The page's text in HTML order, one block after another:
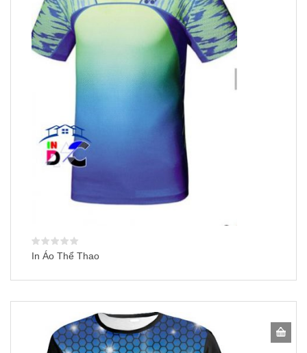
In Áo Thể Thao